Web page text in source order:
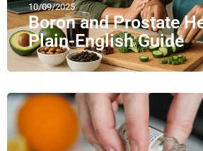
10/09/2025
Boron and Prostate
Plain-English Guide